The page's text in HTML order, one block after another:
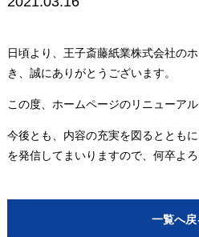
日頃より、王子斎藤紙業株式会社の
き、誠にありがとうございます。
この度、ホームページのリニューアル
今後とも、内容の充実を図るととも
を発信してまいりますので、何卒よ
一覧へ戻